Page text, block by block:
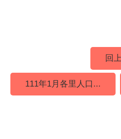
回
111年1月各里人口...